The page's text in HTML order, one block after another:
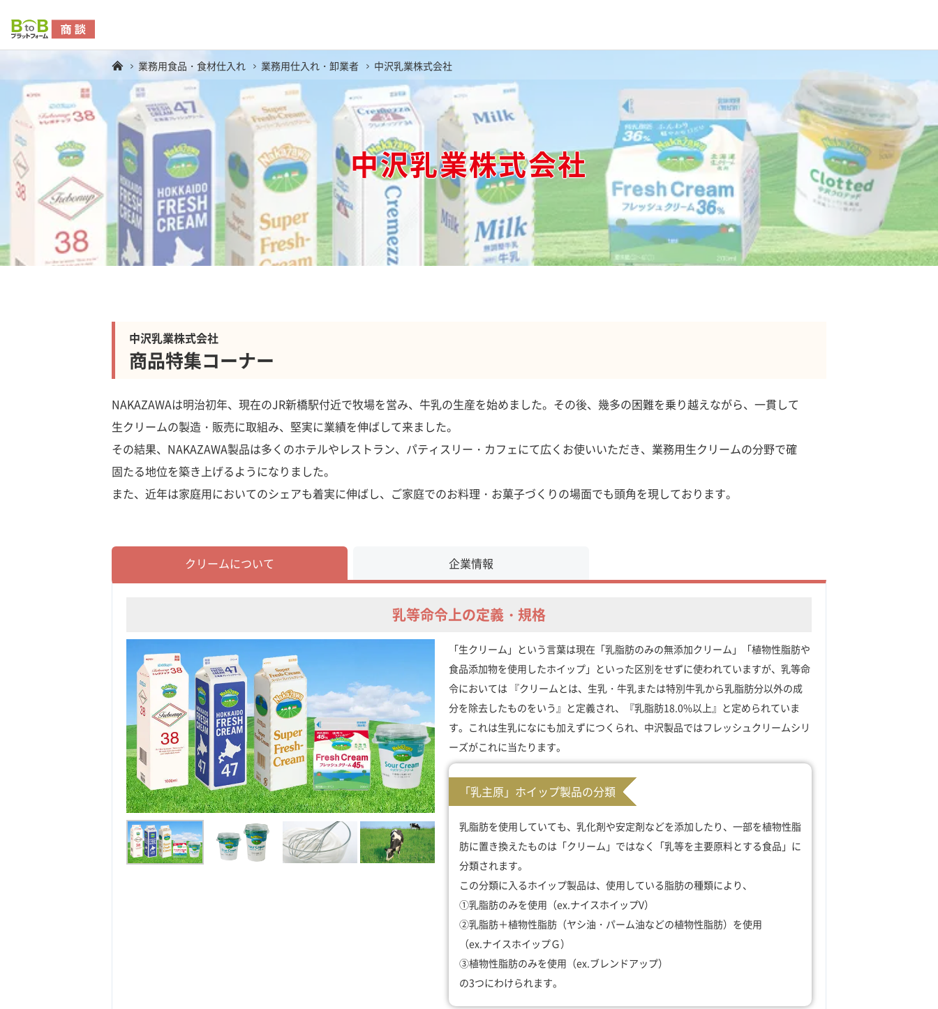
業務用食品・食材仕入れ 業務用仕入れ・卸業者 中沢乳業株式会社
中沢乳業株式会社
中沢乳業株式会社
商品特集コーナー
NAKAZAWAは明治初年、現在のJR新橋駅付近で牧場を営み、牛乳の生産を始めました。その後、幾多の困難を乗り越えながら、一貫して
生クリームの製造・販売に取組み、堅実に業績を伸ばして来ました。
その結果、NAKAZAWA製品は多くのホテルやレストラン、パティスリー・カフェにて広くお使いいただき、業務用生クリームの分野で確
固たる地位を築き上げるようになりました。
また、近年は家庭用においてのシェアも着実に伸ばし、ご家庭でのお料理・お菓子づくりの場面でも頭角を現しております。
クリームについて 企業情報
乳等命令上の定義・規格
「生クリーム」という言葉は現在「乳脂肪のみの無添加クリーム」「植物性脂肪や
食品添加物を使用したホイップ」といった区別をせずに使われていますが、乳等命
令においては 『クリームとは、生乳・牛乳または特別牛乳から乳脂肪分以外の成
分を除去したものをいう』と定義され、『乳脂肪18.0%以上』と定められていま
す。これは生乳になにも加えずにつくられ、中沢製品ではフレッシュクリームシリ
ーズがこれに当たります。
「乳主原」ホイップ製品の分類
乳脂肪を使用していても、乳化剤や安定剤などを添加したり、一部を植物性脂
肪に置き換えたものは「クリーム」ではなく「乳等を主要原料とする食品」に
分類されます。
この分類に入るホイップ製品は、使用している脂肪の種類により、
①乳脂肪のみを使用（ex.ナイスホイップV）
②乳脂肪＋植物性脂肪（ヤシ油・パーム油などの植物性脂肪）を使用
（ex.ナイスホイップＧ）
③植物性脂肪のみを使用（ex.ブレンドアップ）
の3つにわけられます。